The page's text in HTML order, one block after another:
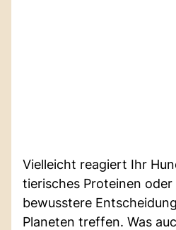
Vielleicht reagiert Ihr
tierisches Proteinen oder
bewusstere
Planeten treffen. Was